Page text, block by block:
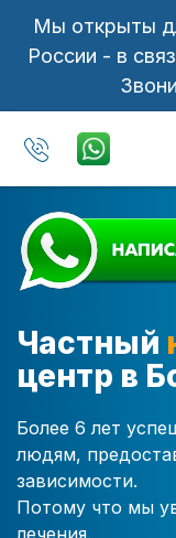
Мы открыты
России - в
Частный
центр в
Более 6 лет
людям,
зависимости.
Потому что мы
лечения.